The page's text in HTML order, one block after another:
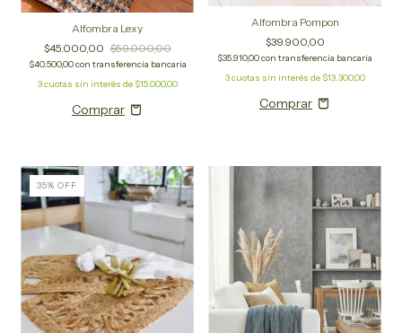
Alfombra Lexy
$45.000,00 $59.000,00
$40.500,00con transferencia bancaria
3cuotas sin interés de $15.000,00
Alfombra Pompon
$39.900,00
$35.910,00con transferencia bancaria
3cuotas sin interés de $13.300,00
35% OFF